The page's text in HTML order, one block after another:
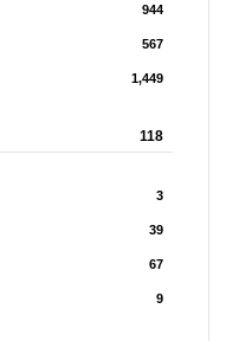
944
567
1,449
118
3
39
67
9